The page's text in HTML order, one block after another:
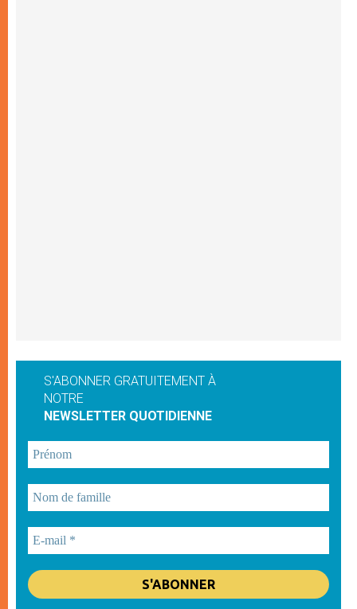
S'ABONNER GRATUITEMENT À
NOTRE
NEWSLETTER QUOTIDIENNE